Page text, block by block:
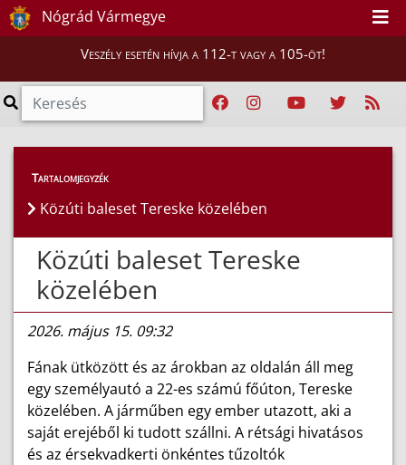
Nógrád Vármegye
Veszély esetén hívja a 112-t vagy a 105-öt!
Híreink > Hírek
Tartalomjegyzék
Közúti baleset Tereske közelében
Közúti baleset Tereske
közelében
2026. május 15. 09:32
Fának ütközött és az árokban az oldalán áll meg
egy személyautó a 22-es számú főúton, Tereske
közelében. A járműben egy ember utazott, aki a
saját erejéből ki tudott szállni. A rétsági hivatásos
és az érsekvadkerti önkéntes tűzoltók